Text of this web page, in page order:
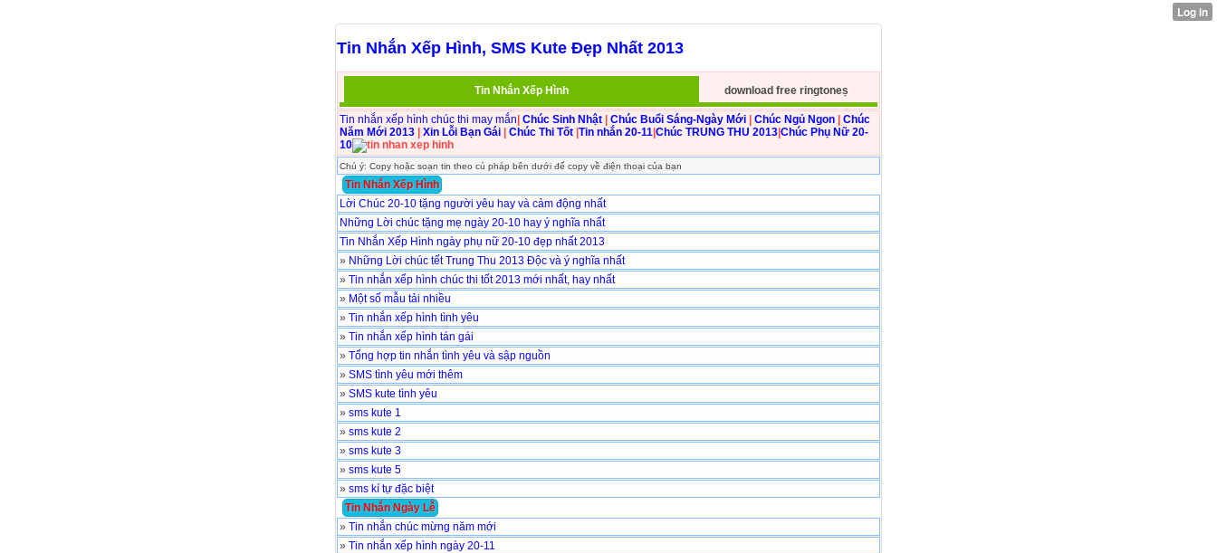
Tin Nhắn Xếp Hình, SMS Kute Đẹp Nhất 2013
Tin Nhắn Xếp Hình download free ringtoneṣ
Tin nhắn xếp hình chúc thi may mắn| Chúc Sinh Nhật | Chúc Buổi Sáng-Ngày Mới | Chúc Ngủ Ngon | Chúc
Năm Mới 2013 | Xin Lỗi Bạn Gái | Chúc Thi Tốt |Tin nhắn 20-11|Chúc TRUNG THU 2013|Chúc Phụ Nữ 20-
10
Chú ý: Copy hoặc soạn tin theo cú pháp bên dưới để copy về điện thoại của bạn
Tin Nhắn Xếp Hình
Lời Chúc 20-10 tặng người yêu hay và cảm động nhất
Những Lời chúc tặng mẹ ngày 20-10 hay ý nghĩa nhất
Tin Nhắn Xếp Hình ngày phụ nữ 20-10 đẹp nhất 2013
» Những Lời chúc tết Trung Thu 2013 Độc và ý nghĩa nhất
» Tin nhắn xếp hình chúc thi tốt 2013 mới nhất, hay nhất
» Một số mẫu tải nhiều
» Tin nhắn xếp hình tình yêu
» Tin nhắn xếp hình tán gái
» Tổng hợp tin nhắn tình yêu và sập nguồn
» SMS tình yêu mới thêm
» SMS kute tình yêu
» sms kute 1
» sms kute 2
» sms kute 3
» sms kute 5
» sms kí tự đặc biệt
Tin Nhắn Ngày Lễ
» Tin nhắn chúc mừng năm mới
» Tin nhắn xếp hình ngày 20-11